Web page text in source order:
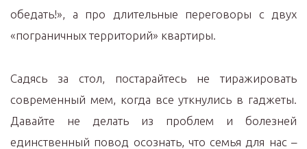
обедать!», а про длительные переговоры с двух
«пограничных территорий» квартиры.
Садясь за стол, постарайтесь не тиражировать
современный мем, когда все уткнулись в гаджеты.
Давайте не делать из проблем и болезней
единственный повод осознать, что семья для нас –